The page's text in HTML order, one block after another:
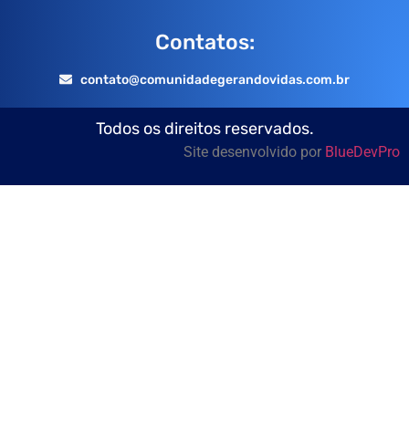
Contatos:
contato@comunidadegerandovidas.com.br
Todos os direitos reservados.
Site desenvolvido por BlueDevPro